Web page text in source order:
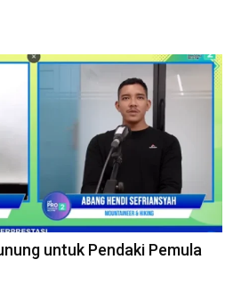
untuk Pendaki Pemula